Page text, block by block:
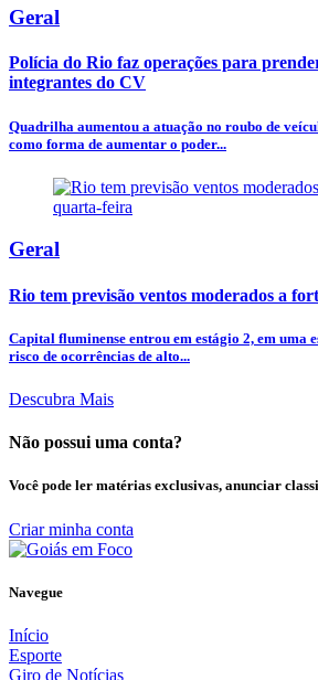
Geral
Polícia do Rio faz operações para
integrantes do CV
Quadrilha aumentou a atuação no roubo de
como forma de aumentar o poder...
Geral
Rio tem previsão ventos moderados a
Capital fluminense entrou em estágio 2, em uma
risco de ocorrências de alto...
Descubra Mais
Não possui uma conta?
Você pode ler matérias exclusivas, anunciar
Criar minha conta
Navegue
Início
Esporte
Giro de Notícias